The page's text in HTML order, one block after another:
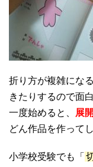
折り方が複雑にな
きたりするので面
一度始めると、
展
どん作品を作って
小学校受験でも「